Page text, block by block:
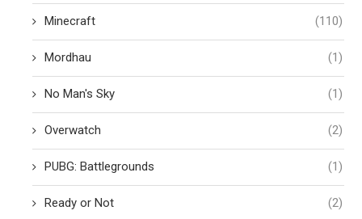
Minecraft (110)
Mordhau (1)
No Man's Sky (1)
Overwatch (2)
PUBG: Battlegrounds (1)
Ready or Not (2)